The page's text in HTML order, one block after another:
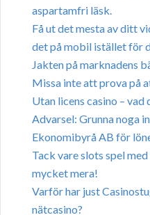
aspartamfri läsk.
Få ut det mesta av ditt
det på mobil istället för
Jakten på marknadens
Missa inte att prova på
Utan licens casino – vad
Advarsel: Grunna noga
Ekonomibyrå AB för
Tack vare slots spel
mycket mera!
Varför har just
nätcasino?